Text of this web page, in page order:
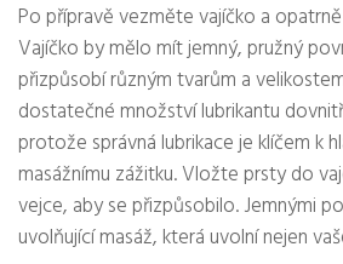
Po přípravě vezměte vajíčko a
Vajíčko by mělo mít jemný, pružný
přizpůsobí různým tvarům a
dostatečné množství lubrikantu
protože správná lubrikace je klíčem k
masážnímu zážitku. Vložte prsty do
vejce, aby se přizpůsobilo. Jemnými
uvolňující masáž, která uvolní nejen